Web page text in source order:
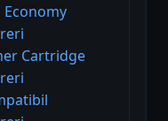
Cartridge